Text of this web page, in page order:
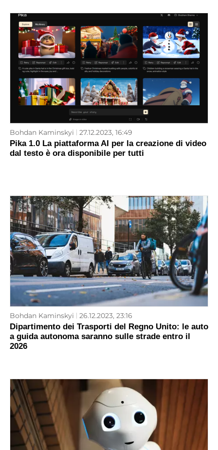
Bohdan Kaminskyi 27.12.2023, 16:49
Pika 1.0 La piattaforma AI per la creazione di video
dal testo è ora disponibile per tutti
Bohdan Kaminskyi 26.12.2023, 23:16
Dipartimento dei Trasporti del Regno Unito: le auto
a guida autonoma saranno sulle strade entro il
2026